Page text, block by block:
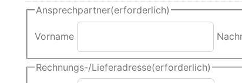
Ansprechpartner(erforderlich)
Vorname
Rechnungs-/Lieferadresse(erforderlich)